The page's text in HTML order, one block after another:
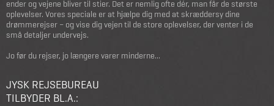
ender og vejene bliver til stier. Det er nemlig ofte dér, man får de største
oplevelser. Vores speciale er at hjælpe dig med at skræddersy dine
drømmerejser – og vise dig vejen til de store oplevelser, der venter i de
små detaljer undervejs.
Jo før du rejser, jo længere varer minderne...
JYSK REJSEBUREAU
TILBYDER BL.A.: